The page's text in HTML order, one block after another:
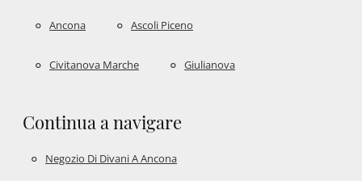
Ancona Ascoli Piceno
Civitanova Marche Giulianova
Continua a navigare
Negozio Di Divani A Ancona